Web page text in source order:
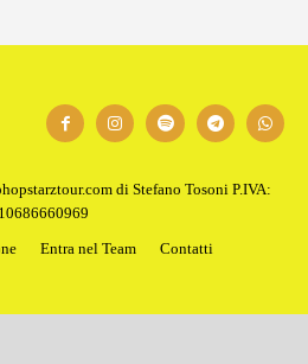
di Stefano Tosoni P.IVA:
10686660969
Entra nel Team Contatti